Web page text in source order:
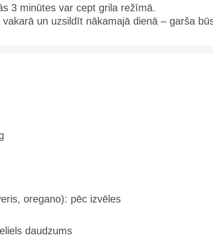
3 minūtes var cept grila režīmā.
un uzsildīt nākamajā dienā – garša
oregano): pēc izvēles
daudzums